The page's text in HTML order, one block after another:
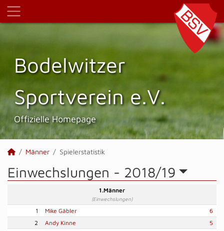
Bodelwitzer
Sportverein e.V.
Offizielle Homepage
Männer Spielerstatistik
Einwechslungen - 2018/19
1.Männer
(Einwechslungen)
1 Mike Gäbler
6
2
Andy Kinne
5